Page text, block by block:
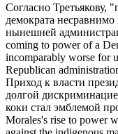
Согласно Третьякову, "
демократа
нынешней
coming to powerof a
incomparably worse for
Republican
Приход к власти
долгой
коки стал эмблемой
Morales's rise to power